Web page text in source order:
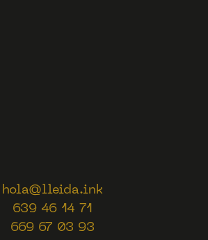
hola@lleida.ink
639 46 14 71
669 67 03 93